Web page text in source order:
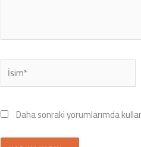
İsim*
Daha sonraki yorumlarımda